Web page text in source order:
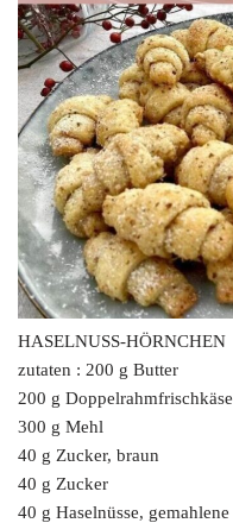
HASELNUSS-HÖRNCHEN
zutaten : 200 g Butter
200 g Doppelrahmfrischkäse
300 g Mehl
40 g Zucker, braun
40 g Zucker
40 g Haselnüsse, gemahlene